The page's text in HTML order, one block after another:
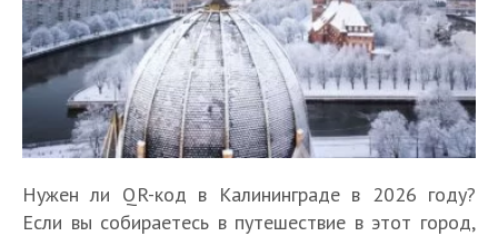
Нужен ли QR-код в Калининграде в 2026 году?
Если вы собираетесь в путешествие в этот город,